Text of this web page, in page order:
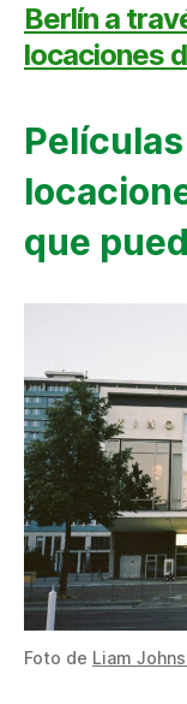
Berlín a
locaciones
que
Foto de Liam